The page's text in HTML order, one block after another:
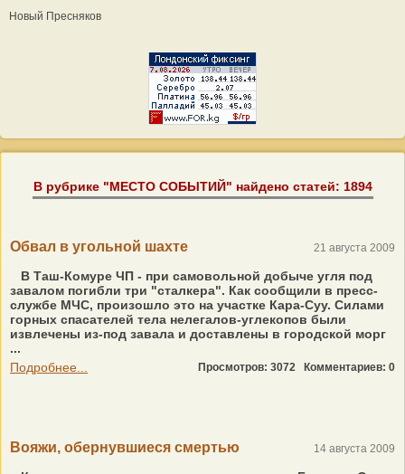
Новый Пресняков
В рубрике "МЕСТО СОБЫТИЙ" найдено статей: 1894
Обвал в угольной шахте 21 августа 2009
В Таш-Комуре ЧП - при самовольной добыче угля под
завалом погибли три "сталкера". Как сообщили в пресс-
службе МЧС, произошло это на участке Кара-Суу. Силами
горных спасателей тела нелегалов-углекопов были
извлечены из-под завала и доставлены в городской морг
...
Подробнее...
Просмотров: 3072 Комментариев: 0
Вояжи, обернувшиеся смертью 14 августа 2009